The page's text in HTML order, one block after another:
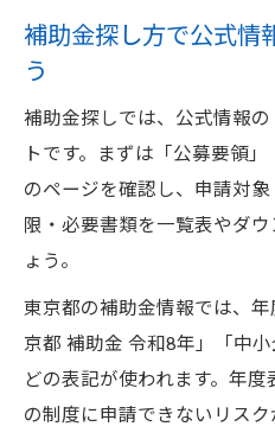
補助金探し方で公式情
う
補助金探しでは、公式情報
トです。まずは「公募要領
のページを確認し、申請対
限・必要書類を一覧表やダ
ょう。
東京都の補助金情報では、
京都 補助金 令和8年」「中
どの表記が使われます。年
の制度に申請できないリス